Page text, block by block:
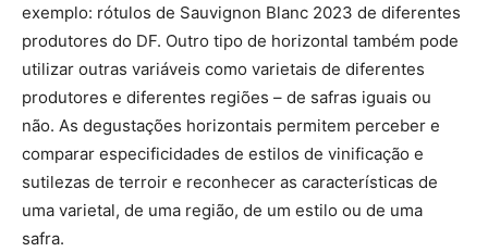
exemplo: rótulos de Sauvignon Blanc 2023 de diferentes
produtores do DF. Outro tipo de horizontal também pode
utilizar outras variáveis como varietais de diferentes
produtores e diferentes regiões – de safras iguais ou
não. As degustações horizontais permitem perceber e
comparar especificidades de estilos de vinificação e
sutilezas de terroir e reconhecer as características de
uma varietal, de uma região, de um estilo ou de uma
safra.